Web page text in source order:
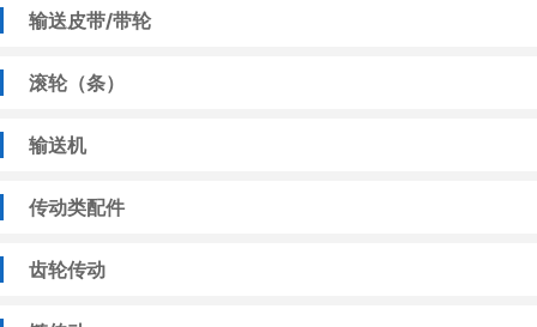
输送皮带/带轮
滚轮（条）
输送机
传动类配件
齿轮传动